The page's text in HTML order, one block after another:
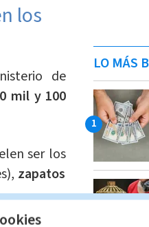
los
de
mil y 100
ser los
zapatos
LO MÁS